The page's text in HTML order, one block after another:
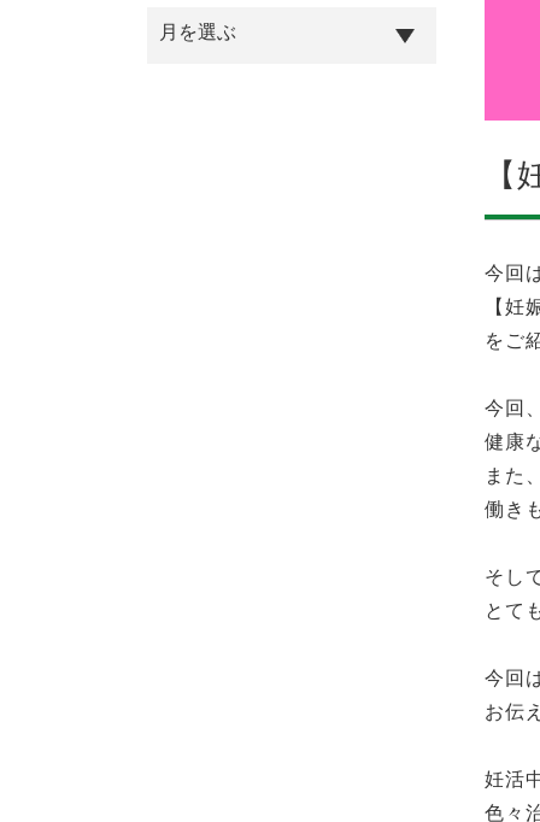
今回
【妊
をご
今回
健康
また
働き
そし
とて
今回
お伝
妊活
色々